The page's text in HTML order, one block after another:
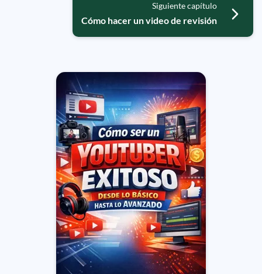
Siguiente capítulo
Cómo hacer un video de revisión